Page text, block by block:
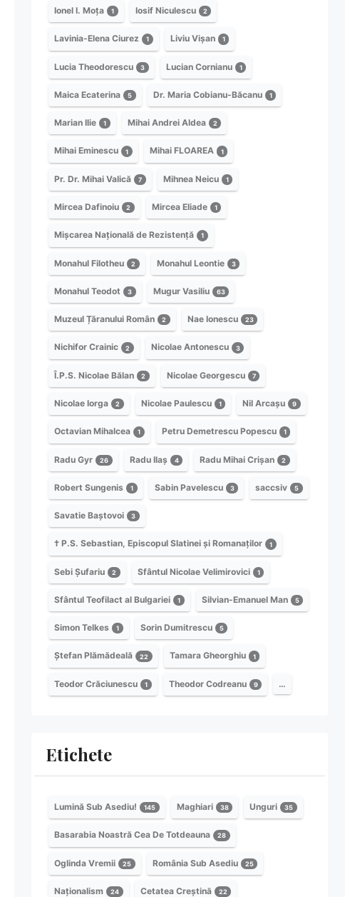
Ionel I. Moța 1 Iosif Niculescu 2
Lavinia-Elena Ciurez 1 Liviu Vișan 1
Lucia Theodorescu 3 Lucian Cornianu 1
Maica Ecaterina 5 Dr. Maria Cobianu-Băcanu 1
Marian Ilie 1 Mihai Andrei Aldea 2
Mihai Eminescu 1 Mihai FLOAREA 1
Pr. Dr. Mihai Valică 7 Mihnea Neicu 1
Mircea Dafinoiu 2 Mircea Eliade 1
Mișcarea Națională de Rezistență 1
Monahul Filotheu 2 Monahul Leontie 3
Monahul Teodot 3 Mugur Vasiliu 63
Muzeul Țăranului Român 2 Nae Ionescu 23
Nichifor Crainic 2 Nicolae Antonescu 3
Î.P.S. Nicolae Bălan 2 Nicolae Georgescu 7
Nicolae Iorga 2 Nicolae Paulescu 1 Nil Arcașu 9
Octavian Mihalcea 1 Petru Demetrescu Popescu 1
Radu Gyr 26 Radu Ilaș 4 Radu Mihai Crișan 2
Robert Sungenis 1 Sabin Pavelescu 3 saccsiv 5
Savatie Baștovoi 3
† P.S. Sebastian, Episcopul Slatinei și Romanaților 1
Sebi Șufariu 2 Sfântul Nicolae Velimirovici 1
Sfântul Teofilact al Bulgariei 1 Silvian-Emanuel Man 5
Simon Telkes 1 Sorin Dumitrescu 5
Ștefan Plămădeală 22 Tamara Gheorghiu 1
Teodor Crăciunescu 1 Theodor Codreanu 9 …
Etichete
Lumină Sub Asediu! 145 Maghiari 38 Unguri 35
Basarabia Noastră Cea De Totdeauna 28
Oglinda Vremii 25 România Sub Asediu 25
Naționalism 24 Cetatea Creștină 22